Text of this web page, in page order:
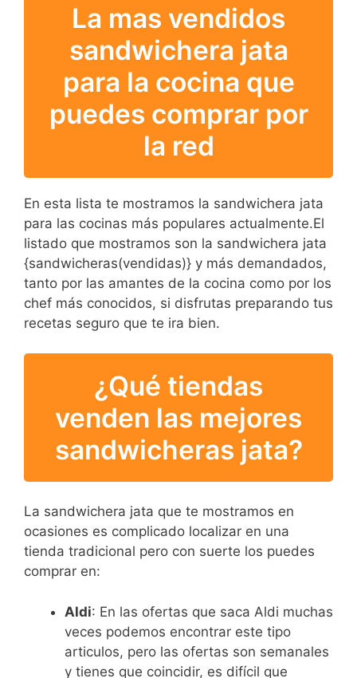
La mas vendidos
sandwichera jata
para la cocina que
puedes comprar por
la red
En esta lista te mostramos la sandwichera jata
para las cocinas más populares actualmente.El
listado que mostramos son la sandwichera jata
{sandwicheras(vendidas)} y más demandados,
tanto por las amantes de la cocina como por los
chef más conocidos, si disfrutas preparando tus
recetas seguro que te ira bien.
¿Qué tiendas
venden las mejores
sandwicheras jata?
La sandwichera jata que te mostramos en
ocasiones es complicado localizar en una
tienda tradicional pero con suerte los puedes
comprar en:
Aldi: En las ofertas que saca Aldi muchas
veces podemos encontrar este tipo
articulos, pero las ofertas son semanales
y tienes que coincidir, es difícil que